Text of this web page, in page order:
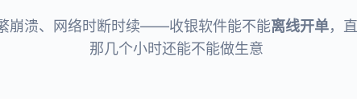
崩溃、网络时断时续——收银软件能不能离线开单，
那几个小时还能不能做生意